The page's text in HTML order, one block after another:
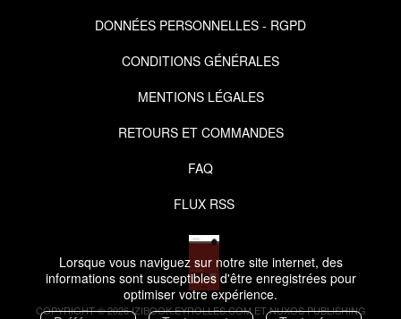
Lorsque vous naviguez sur notre site internet, des
informations sont susceptibles d'être enregistrées pour
optimiser votre expérience.
DONNÉES PERSONNELLES - RGPD
CONDITIONS GÉNÉRALES
MENTIONS LÉGALES
RETOURS ET COMMANDES
FAQ
FLUX RSS
COPYRIGHT © 2026 IZIBOOK.EYROLLES.COM ET NUXOS PUBLISHING